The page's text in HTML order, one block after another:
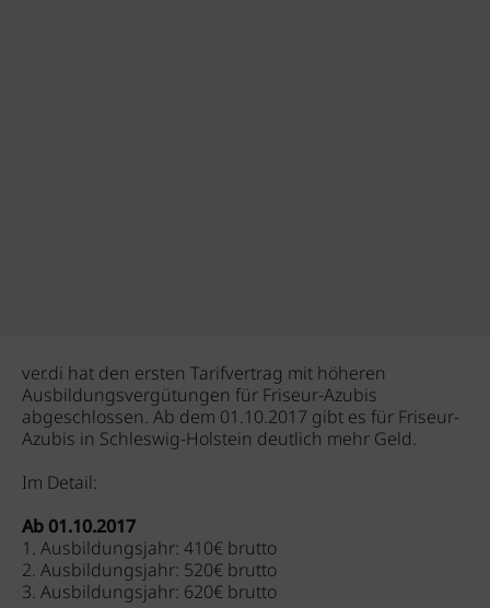
ver.di hat den ersten Tarifvertrag mit höheren
Ausbildungsvergütungen für Friseur-Azubis
abgeschlossen. Ab dem 01.10.2017 gibt es für Friseur-
Azubis in Schleswig-Holstein deutlich mehr Geld.
Im Detail:
Ab 01.10.2017
1. Ausbildungsjahr: 410€ brutto
2. Ausbildungsjahr: 520€ brutto
3. Ausbildungsjahr: 620€ brutto